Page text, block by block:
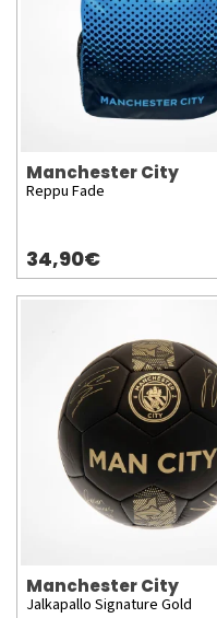
Manchester City
Reppu Fade
34,90€
Manchester City
Jalkapallo Signature Gold